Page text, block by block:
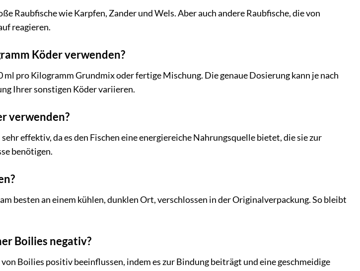
Raubfische wie Karpfen, Zander und Wels. Aber auch andere Raubfische, die von
reagieren.
Köder verwenden?
ml pro Kilogramm Grundmix oder fertige Mischung. Die genaue Dosierung kann je nach
Ihrer sonstigen Köder variieren.
verwenden?
effektiv, da es den Fischen eine energiereiche Nahrungsquelle bietet, die sie zur
benötigen.
besten an einem kühlen, dunklen Ort, verschlossen in der Originalverpackung. So bleibt
Boilies negativ?
Boilies positiv beeinflussen, indem es zur Bindung beiträgt und eine geschmeidige